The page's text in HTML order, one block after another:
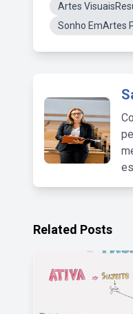
Artes
Sonho EmArtes
Related Posts